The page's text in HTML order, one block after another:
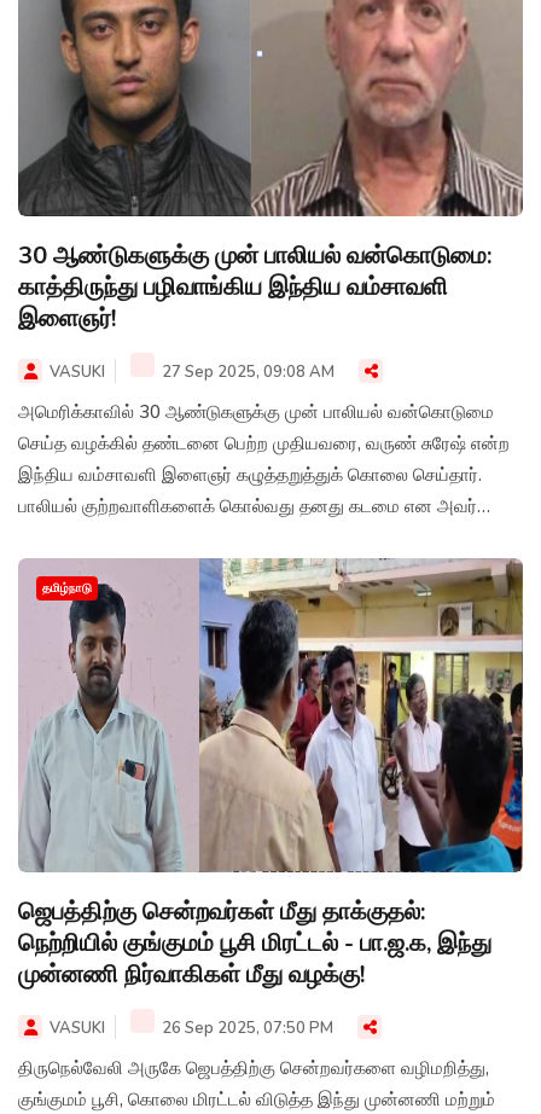
30 ஆண்டுகளுக்கு முன் பாலியல் வன்கொடுமை:
காத்திருந்து பழிவாங்கிய இந்திய வம்சாவளி
இளைஞர்!
VASUKI 27 Sep 2025, 09:08 AM
அமெரிக்காவில் 30 ஆண்டுகளுக்கு முன் பாலியல் வன்கொடுமை
செய்த வழக்கில் தண்டனை பெற்ற முதியவரை, வருண் சுரேஷ் என்ற
இந்திய வம்சாவளி இளைஞர் கழுத்தறுத்துக் கொலை செய்தார்.
பாலியல் குற்றவாளிகளைக் கொல்வது தனது கடமை என அவர்
தமிழ்நாடு
ஜெபத்திற்கு சென்றவர்கள் மீது தாக்குதல்:
நெற்றியில் குங்குமம் பூசி மிரட்டல் - பா.ஜ.க, இந்து
முன்னணி நிர்வாகிகள் மீது வழக்கு!
VASUKI 26 Sep 2025, 07:50 PM
திருநெல்வேலி அருகே ஜெபத்திற்கு சென்றவர்களை வழிமறித்து,
குங்குமம் பூசி, கொலை மிரட்டல் விடுத்த இந்து முன்னணி மற்றும்